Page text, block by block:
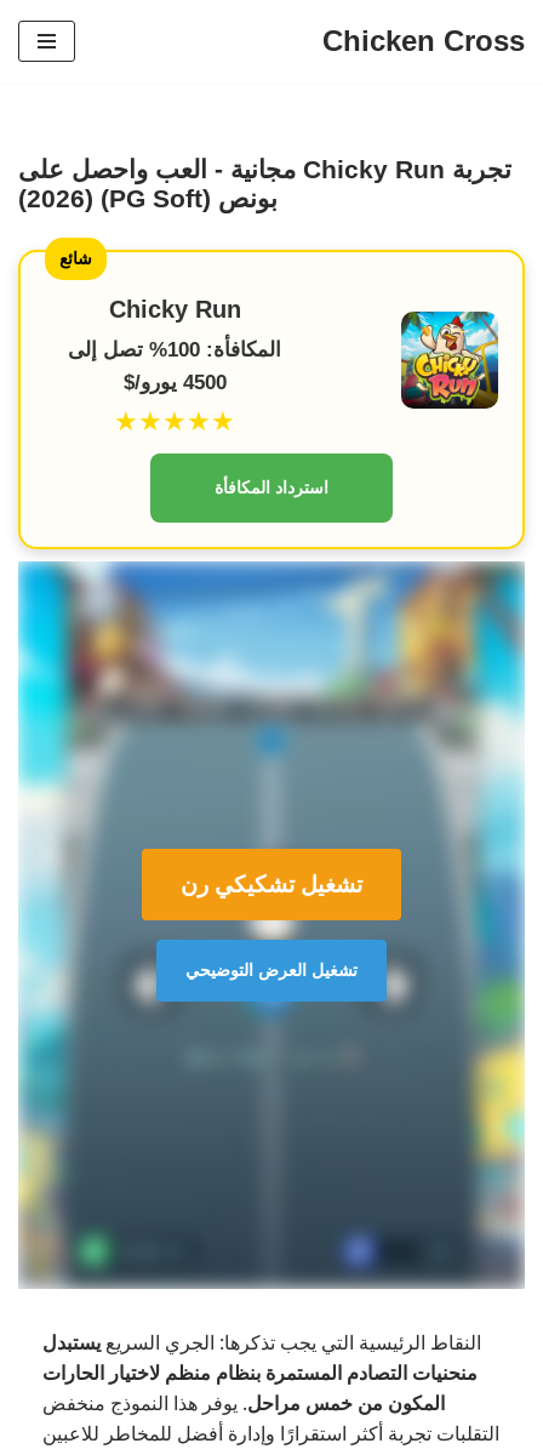
Chicken Cross
تجربة Chicky Run مجانية - العب واحصل على
بونص (PG Soft) (2026)
شائع
Chicky Run
المكافأة: 100% تصل إلى
4500 يورو/$
★★★★★
استرداد المكافأة
تشغيل تشكيكي رن
تشغيل العرض التوضيحي
النقاط الرئيسية التي يجب تذكرها: الجري السريع يستبدل
منحنيات التصادم المستمرة بنظام منظم لاختيار الحارات
المكون من خمس مراحل. يوفر هذا النموذج منخفض
التقلبات تجربة أكثر استقرارًا وإدارة أفضل للمخاطر للاعبين